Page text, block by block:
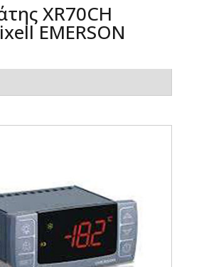
XR70CH
EMERSON